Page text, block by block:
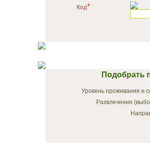
Код*
Подобрать
Уровень проживания и
Развлечения